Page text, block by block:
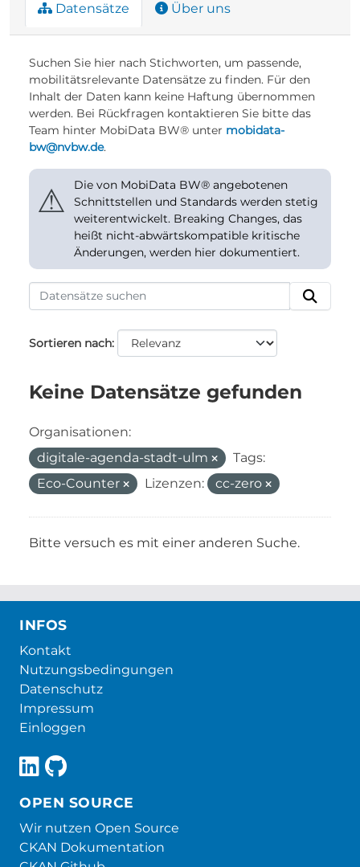
Datensätze Über uns
Suchen Sie hier nach Stichworten, um passende,
mobilitätsrelevante Datensätze zu finden. Für den
Inhalt der Daten kann keine Haftung übernommen
werden. Bei Rückfragen kontaktieren Sie bitte das
Team hinter MobiData BW® unter mobidata-
bw@nvbw.de.
⚠
Die von MobiData BW® angebotenen
Schnittstellen und Standards werden stetig
weiterentwickelt. Breaking Changes, das
heißt nicht-abwärtskompatible kritische
Änderungen, werden hier dokumentiert.
Sortieren nach
Keine Datensätze gefunden
Organisationen:
digitale-agenda-stadt-ulm
Tags:
Eco-Counter
Lizenzen: cc-zero
Bitte versuch es mit einer anderen Suche.
INFOS
Kontakt
Nutzungsbedingungen
Datenschutz
Impressum
Einloggen
OPEN SOURCE
Wir nutzen Open Source
CKAN Dokumentation